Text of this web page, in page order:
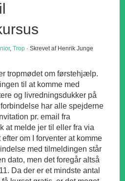
,Trop · Skrevet af Henrik Junge
tropmødet om førstehjælp.
til at komme med
og livredningsdukker på
har alle spejderne
pr. email fra
at melde jer til eller fra via
om I forventer at komme
med tilmeldingen står
dato, men det foregår altså
Da der er et mindste antal